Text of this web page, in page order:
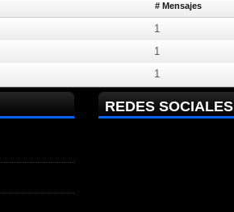
# Mensajes
1
1
1
REDES SOCIALES